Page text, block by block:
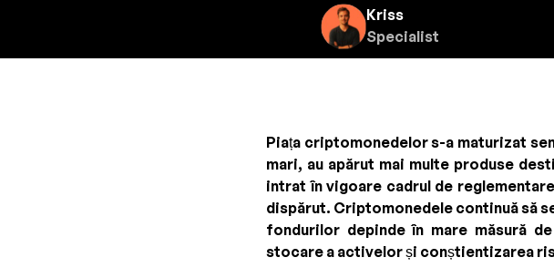
Kriss
Specialist
Piața criptomonedelor s-a maturizat
mari, au apărut mai multe produse
intrat în vigoare cadrul de
dispărut. Criptomonedele continuă să
fondurilor depinde în mare măsură
stocare a activelor și conștientizarea